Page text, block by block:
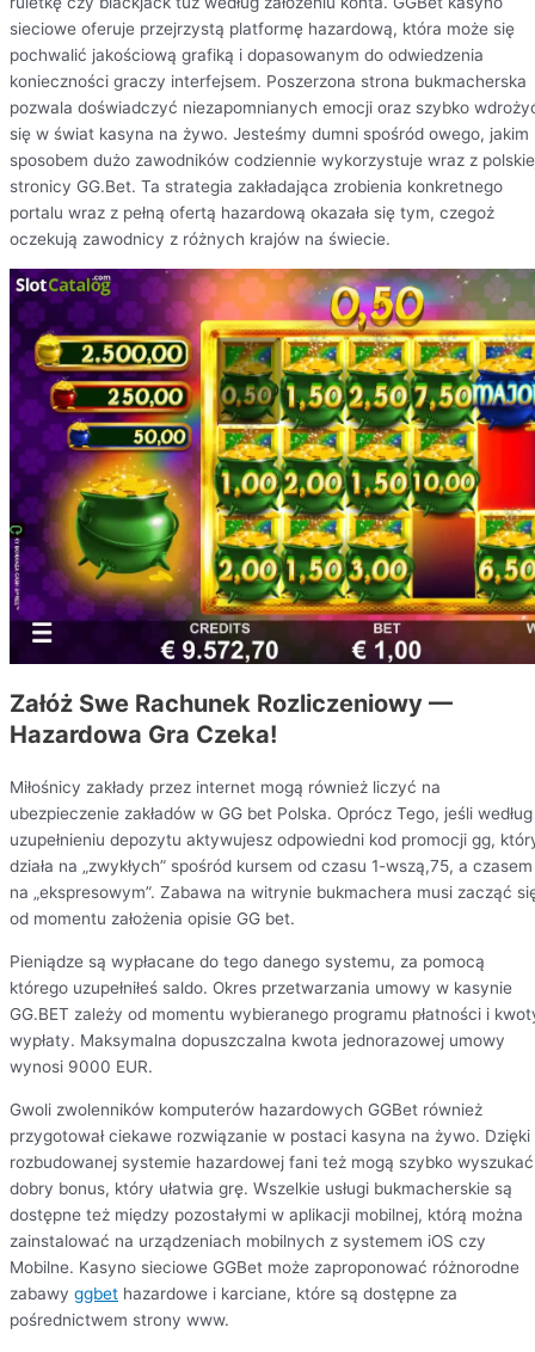
sieciowe oferuje przejrzystą platformę hazardową, która może się
pochwalić jakościową grafiką i dopasowanym do odwiedzenia
konieczności graczy interfejsem. Poszerzona strona bukmacherska
pozwala doświadczyć niezapomnianych emocji oraz szybko
się w świat kasyna na żywo. Jesteśmy dumni spośród owego, jakim
sposobem dużo zawodników codziennie wykorzystuje wraz z
stronicy GG.Bet. Ta strategia zakładająca zrobienia konkretnego
portalu wraz z pełną ofertą hazardową okazała się tym, czegoż
oczekują zawodnicy z różnych krajów na świecie.
Załóż Swe Rachunek Rozliczeniowy —
Hazardowa Gra Czeka!
Miłośnicy zakłady przez internet mogą również liczyć na
ubezpieczenie zakładów w GG bet Polska. Oprócz Tego, jeśli według
uzupełnieniu depozytu aktywujesz odpowiedni kod promocji gg,
działa na „zwykłych” spośród kursem od czasu 1-wszą,75, a czasem
na „ekspresowym”. Zabawa na witrynie bukmachera musi zacząć
od momentu założenia opisie GG bet.
Pieniądze są wypłacane do tego danego systemu, za pomocą
którego uzupełniłeś saldo. Okres przetwarzania umowy w kasynie
GG.BET zależy od momentu wybieranego programu płatności i
wypłaty. Maksymalna dopuszczalna kwota jednorazowej umowy
wynosi 9000 EUR.
Gwoli zwolenników komputerów hazardowych GGBet również
przygotował ciekawe rozwiązanie w postaci kasyna na żywo. Dzięki
rozbudowanej systemie hazardowej fani też mogą szybko wyszukać
dobry bonus, który ułatwia grę. Wszelkie usługi bukmacherskie są
dostępne też między pozostałymi w aplikacji mobilnej, którą można
zainstalować na urządzeniach mobilnych z systemem iOS czy
Mobilne. Kasyno sieciowe GGBet może zaproponować różnorodne
zabawy ggbet hazardowe i karciane, które są dostępne za
pośrednictwem strony www.